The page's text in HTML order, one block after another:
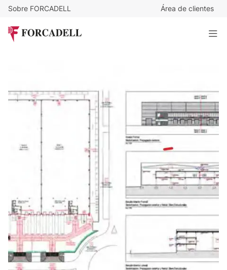
Sobre FORCADELL Área de clientes
Nave logística en alquiler de 3.567 m² - Torrejon de Ardoz,
Madrid.